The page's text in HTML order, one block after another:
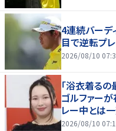
4連続バーデ
目で逆転プ
2026/08/10
「浴衣着る
ゴルファー
レー中とは
ショット
2026/08/10